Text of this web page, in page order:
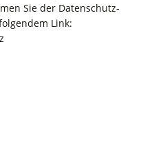
Sie der Daten­schutz­
Link: